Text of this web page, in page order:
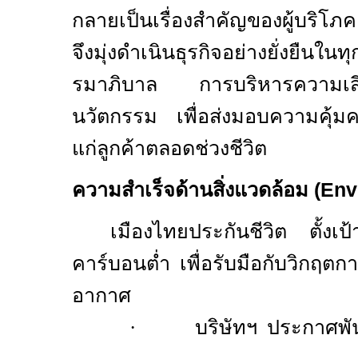
กลายเป็นเรื่องสำคัญของผู้บริโ
จึงมุ่งดำเนินธุรกิจอย่างยั่งยืน
รมาภิบาล การบริหารความ
นวัตกรรม เพื่อส่งมอบความคุ้ม
แก่ลูกค้าตลอดช่วงชีวิต
ความสำเร็จด้านสิ่งแวดล้อม (
เมืองไทยประกันชีวิต ตั้งเป้
คาร์บอนต่ำ เพื่อรับมือกับวิกฤตก
อากาศ
·
บริษัทฯ ประกาศ